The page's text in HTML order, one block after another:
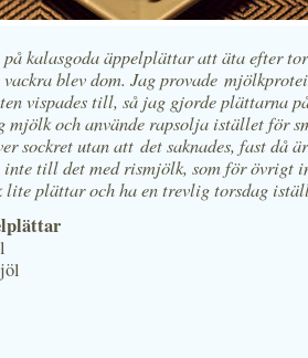
kalasgoda äppelplättar att äta efter
blev dom. Jag provade
vispades till, så jag gjorde plättarna
och använde rapsolja istället för
sockret utan att det saknades, fast då
inte till det med rismjölk, som för övrigt
lite plättar och ha en trevlig torsdag